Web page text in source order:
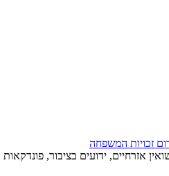
אזרחיים, ידועים בציבור,